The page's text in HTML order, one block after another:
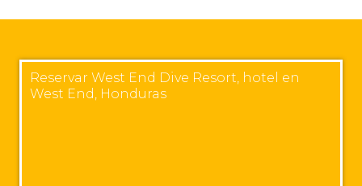
Reservar West End Dive Resort, hotel en
West End, Honduras